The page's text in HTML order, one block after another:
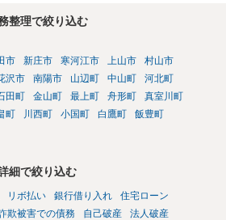
整理で絞り込む
市 新庄市 寒河江市 上山市
村山市
沢市 南陽市 山辺町 中山町
河北町
田町 金山町 最上町 舟形町
真室川町
町 川西町 小国町 白鷹町
飯豊町
細で絞り込む
リボ払い 銀行借り入れ
住宅ローン
欺被害での債務 自己破産
法人破産